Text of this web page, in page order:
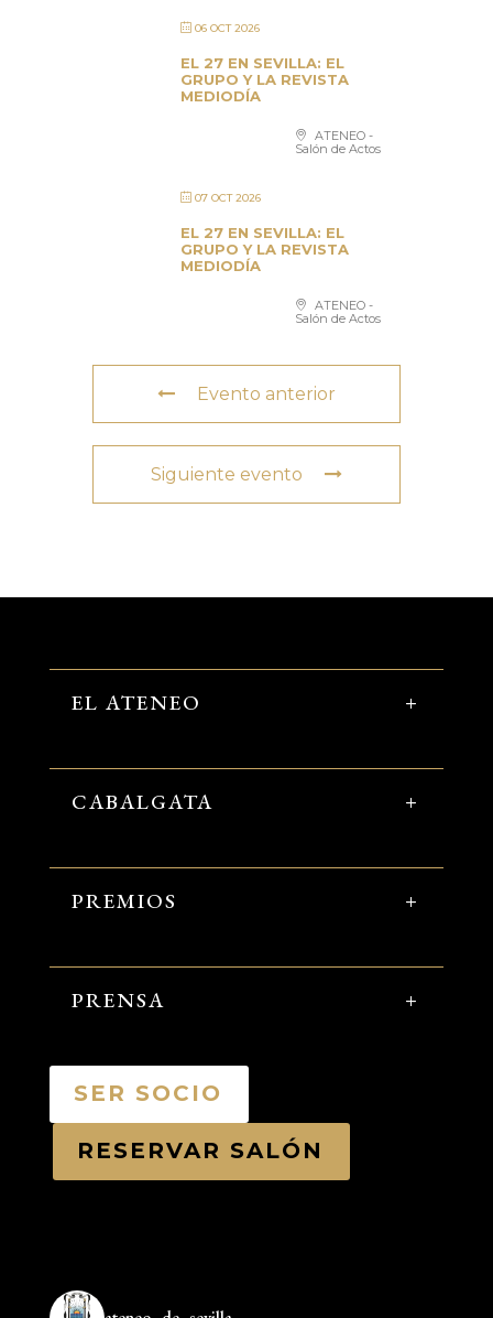
06 OCT 2026
EL 27 EN SEVILLA: EL
GRUPO Y LA REVISTA
MEDIODÍA
ATENEO -
Salón de Actos
07 OCT 2026
EL 27 EN SEVILLA: EL
GRUPO Y LA REVISTA
MEDIODÍA
ATENEO -
Salón de Actos
Evento anterior
Siguiente evento
EL ATENEO
CABALGATA
PREMIOS
PRENSA
SER SOCIO
RESERVAR SALÓN